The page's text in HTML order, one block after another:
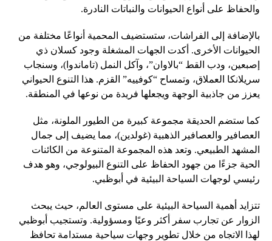
والحفاظ على أنواع الحيوانات والنباتات النادرة.
بالإضافة إلى الفراشات، ستستضيف المحمية أنواعًا مختلفة من
الحيوانات الأخرى. أكدت الجهات المشغلة وجود كسلان ذي
إصبعين، ودب القط “بالاوان”، وآكل النمل (تاماندوا)، وسنجاب
سريلانكا العملاق، وتمساح “كوفييه” القزم. هذا التنوع الحيواني
يعزز من جاذبية الوجهة ويجعلها فريدة من نوعها في المنطقة.
كما ستضم الحديقة مجموعة كبيرة من الطيور الملونة، مثل
العصافير والعصافير الذهبية (غولدين)، مما يضيف إلى جمال
المشهد الطبيعي. وتعد هذه المجموعة المتنوعة من الكائنات
الحية جزءًا من جهود الحفاظ على التنوع البيولوجي، وهو هدف
رئيسي لوجهات السياحة البيئية في أبوظبي.
تتزايد أهمية السياحة البيئية على مستوى العالم، حيث يبحث
الزوار عن تجارب سفر أكثر وعيًا ومسؤولية. وتستجيب أبوظبي
لهذا الاتجاه من خلال تطوير وجهات سياحية مستدامة تحافظ